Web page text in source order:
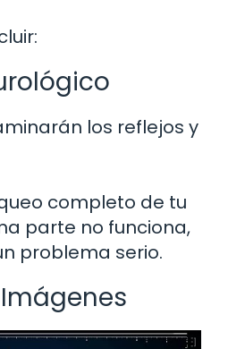
los reflejos y
completo de tu
parte no funciona,
problema serio.